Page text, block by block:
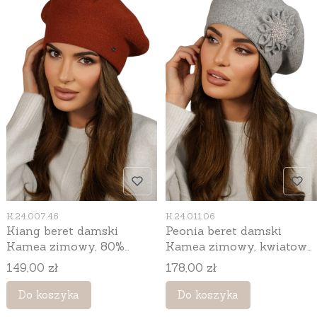
Kod produktu
K.24.007.46
Kiang beret damski
Kamea zimowy, 80%
wełny, rozmiar
uniwersalny 54–60 cm,
kolor rudy
Cena
149,00 zł
Do koszyka
Kod produktu
K.24.011.06
Peonia beret damski
Kamea zimowy, kwiatowy
motyw, 80% wełny,
rozmiar uniwersalny 54–
60 cm, kolor szary
Cena
178,00 zł
Do koszyka